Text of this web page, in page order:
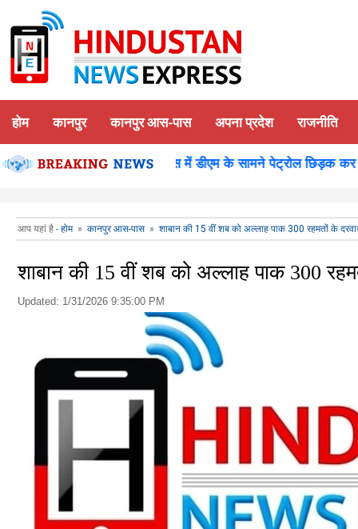
होम कानपुर कानपुर आस-पास अपना प्रदेश राजनीति
पूजन कानपुर-समाधान दिवस में डीएम के सामने पेट्रोल छिड़क कर
आप यहां है - होम» कानपुर आस-पास » शाबान की 15 वीं शब को अल्लाह पाक 300 रहमतों के
शाबान की 15 वीं शब को अल्लाह पाक 300
Updated: 1/31/2026 9:35:00 PM